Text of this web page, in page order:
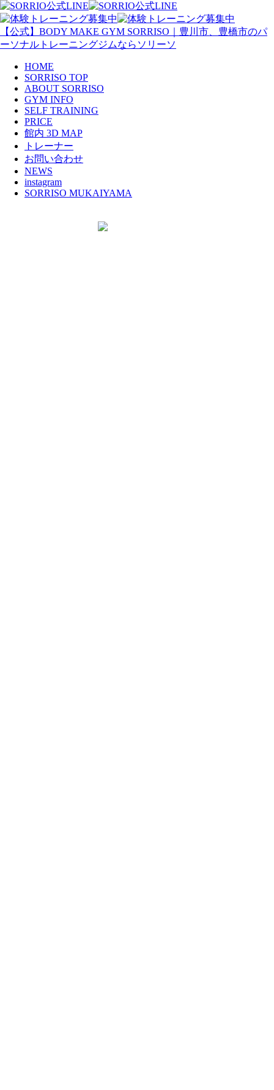
【公式】BODY MAKE GYM SORRISO｜豊川市、豊橋市のパ
ーソナルトレーニングジムならソリーソ
HOME
SORRISO TOP
ABOUT SORRISO
GYM INFO
SELF TRAINING
PRICE
館内 3D MAP
トレーナー
お問い合わせ
NEWS
instagram
SORRISO MUKAIYAMA